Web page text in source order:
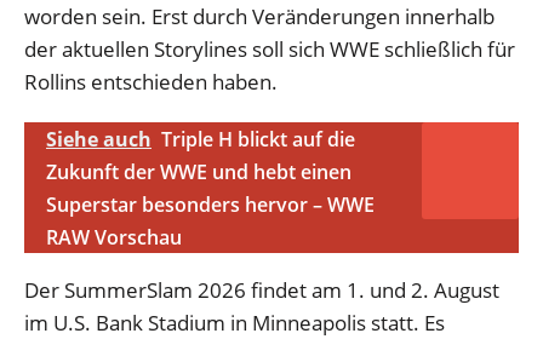
worden sein. Erst durch Veränderungen innerhalb
der aktuellen Storylines soll sich WWE schließlich für
Rollins entschieden haben.
Siehe auch Triple H blickt auf die
Zukunft der WWE und hebt einen
Superstar besonders hervor – WWE
RAW Vorschau
Der SummerSlam 2026 findet am 1. und 2. August
im U.S. Bank Stadium in Minneapolis statt. Es